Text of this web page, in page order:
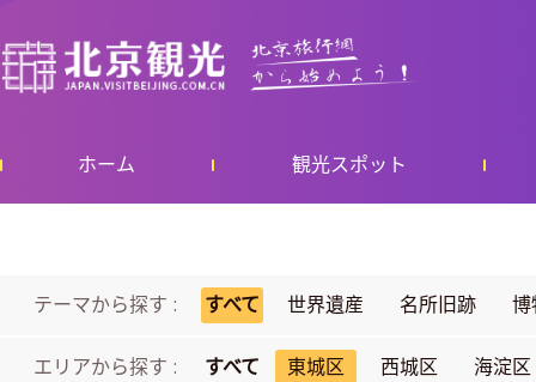
ホーム 観光スポット
テーマから探す : すべて 世界遺産 名所旧跡
エリアから探す : すべて 東城区 西城区
海淀区